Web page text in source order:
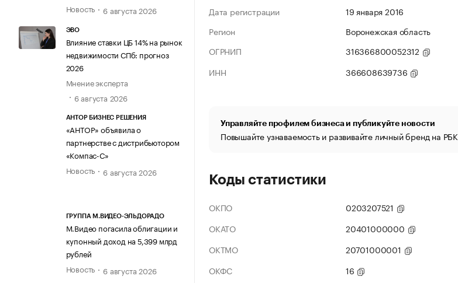
Новость
6 августа 2026
ЭВО
Влияние ставки ЦБ 14% на рынок
недвижимости СПб: прогноз
2026
Мнение эксперта
6 августа 2026
АНТОР БИЗНЕС РЕШЕНИЯ
«АНТОР» объявила о
партнерстве с дистрибьютором
«Компас-С»
Новость
6 августа 2026
ГРУППА М.ВИДЕО-ЭЛЬДОРАДО
М.Видео погасила облигации и
купонный доход на 5,399 млрд
рублей
Новость
6 августа 2026
Дата регистрации
19 января 2016
Регион
Воронежская область
ОГРНИП
316366800052312
ИНН
366608639736
Управляйте профилем бизнеса и публикуйте новости
Повышайте узнаваемость и развивайте личный бренд на РБК
Коды статистики
ОКПО
0203207521
ОКАТО
20401000000
ОКТМО
20701000001
ОКФС
16